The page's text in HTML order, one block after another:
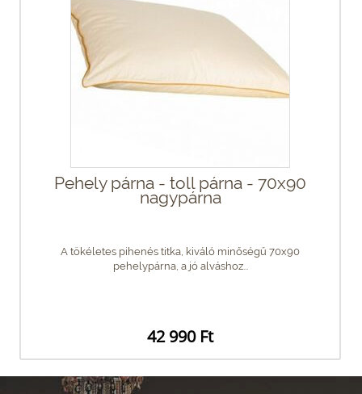
Pehely párna - toll párna - 70x90
nagypárna
A tökéletes pihenés titka, kiváló minőségű 70x90
pehelypárna, a jó alváshoz...
42 990 Ft